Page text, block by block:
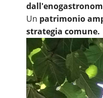
Un patrimonio
strategia comune.